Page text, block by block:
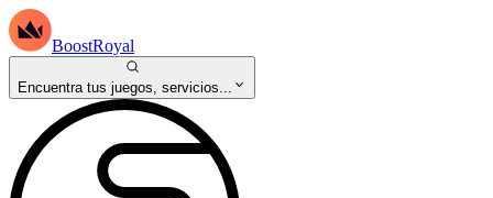
BoostRoyal
Encuentra tus juegos, servicios...